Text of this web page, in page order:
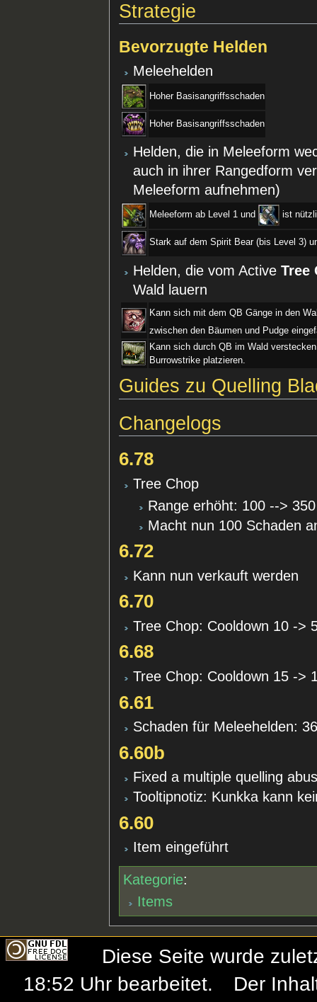
Strategie
Bevorzugte Helden
Meleehelden
Hoher Basisangriffsschaden
Hoher Basisangriffsschaden
Helden, die in Meleeform
auch in ihrer Rangedform
Meleeform aufnehmen)
Meleeform ab Level 1 und ist
Stark auf dem Spirit Bear (bis Level 3)
Helden, die vom ActiveTree
Wald lauern
Kann sich mit dem QB Gänge in den
zwischen den Bäumen und Pudge
Kann sich durch QB im Wald
Burrowstrike platzieren.
Guides zu Quelling
Changelogs
6.78
Tree Chop
Range erhöht: 100 --> 350
Macht nun 100 Schaden
6.72
Kann nun verkauft werden
6.70
Tree Chop: Cooldown 10 ->
6.68
Tree Chop: Cooldown 15 ->
6.61
Schaden für Meleehelden:
6.60b
Fixed a multiple quelling
Tooltipnotiz: Kunkka kann
6.60
Item eingeführt
Kategorie:
Items
Diese Seite wurde
18:52 Uhr bearbeitet.
Der